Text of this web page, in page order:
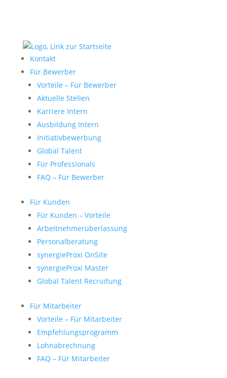
Kontakt
Für Bewerber
Vorteile – Für Bewerber
Aktuelle Stellen
Karriere Intern
Ausbildung Intern
Initiativbewerbung
Global Talent
Für Professionals
FAQ – Für Bewerber
Für Kunden
Für Kunden – Vorteile
Arbeitnehmerüberlassung
Personalberatung
synergieProxi OnSite
synergieProxi Master
Global Talent Recruitung
Für Mitarbeiter
Vorteile – Für Mitarbeiter
Empfehlungsprogramm
Lohnabrechnung
FAQ – Für Mitarbeiter